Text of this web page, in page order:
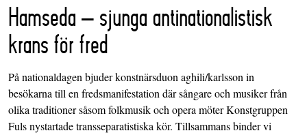
Hamseda – sjunga antinationalistisk
krans för fred
På nationaldagen bjuder konstnärsduon aghili/karlsson in
besökarna till en fredsmanifestation där sångare och musiker från
olika traditioner såsom folkmusik och opera möter Konstgruppen
Fuls nystartade transseparatistiska kör. Tillsammans binder vi